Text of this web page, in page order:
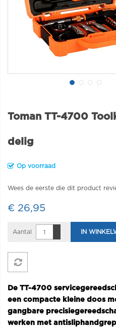
Toman TT-4700
delig
Op voorraad
Wees de eerste die dit product
€ 26,95
Aantal IN
De TT-4700
een compacte kleine doos
gangbare
werken met